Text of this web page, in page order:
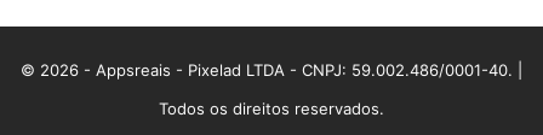
© 2026 - Appsreais - Pixelad LTDA - CNPJ: 59.002.486/0001-40. |
Todos os direitos reservados.